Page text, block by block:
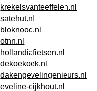
krekelsvanteeffelen.nl
satehut.nl
bloknood.nl
otnn.nl
hollandiafietsen.nl
dekoekoek.nl
dakengevelingenieurs.nl
eveline-eijkhout.nl